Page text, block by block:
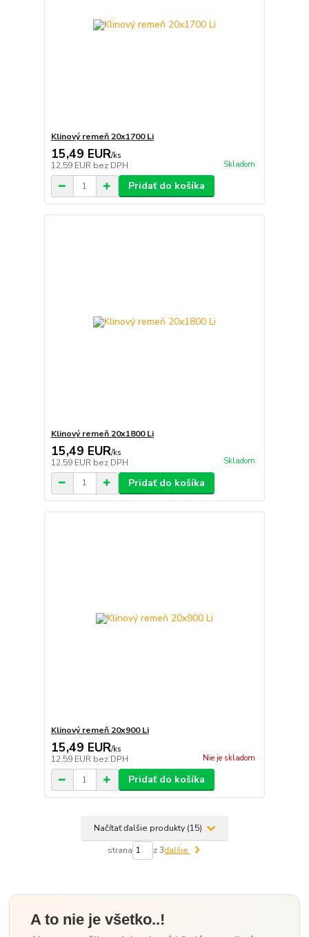
Klinový remeň 20x1700 Li
15,49 EUR/ks
12,59 EUR bez DPH Skladom
Pridať do košíka
Klinový remeň 20x1800 Li
15,49 EUR/ks
12,59 EUR bez DPH Skladom
Pridať do košíka
Klinový remeň 20x900 Li
15,49 EUR/ks
12,59 EUR bez DPH Nie je skladom
Pridať do košíka
Načítať ďalšie produkty (15)
strana z 3ďalšie
A to nie je všetko..!